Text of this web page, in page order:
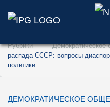
Перейти к
Перейти к
Перейти к
Рубрики Демократическое
распада СССР: вопросы
политики
ДЕМОКРАТИЧЕСКОЕ